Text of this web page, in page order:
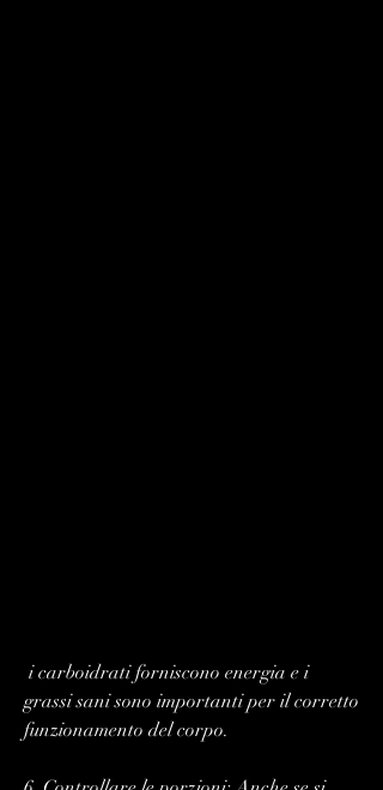
grassi sani sono importanti per il corretto
funzionamento del corpo.